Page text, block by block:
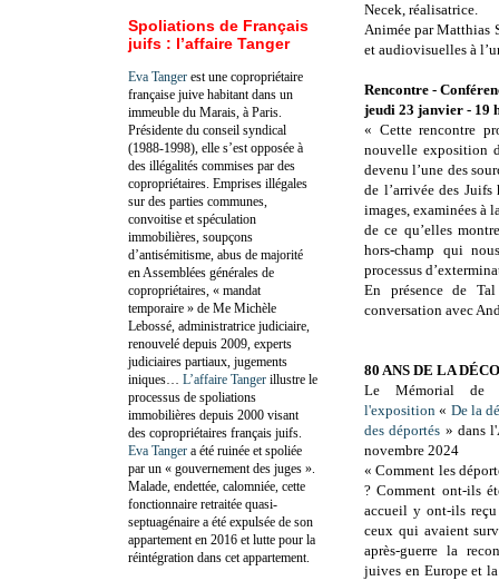
Necek, réalisatrice.
Animée par Matthias
et audiovisuelles à
Rencontre -
jeudi 23 janvier - 19
« Cette rencontre
nouvelle exposition
devenu l’une des
de l’arrivée des
images, examinées à
de ce qu’elles
hors-champ qui
processus
En présence de
conversation avec
80 ANS DE LA
Le Mémorial de
l'exposition « De la
des déportés » dans
novembre 2024
« Comment les
? Comment ont-ils
accueil y ont-ils
ceux qui avaient
après-guerre la
juives en Europe et
Spoliations de Français
juifs : l’affaire Tanger
Eva Tanger est une copropriétaire
française juive habitant dans un
immeuble du Marais, à Paris.
Présidente du conseil syndical
(1988-1998), elle s’est opposée à
des illégalités commises par des
copropriétaires. Emprises illégales
sur des parties communes,
convoitise et spéculation
immobilières, soupçons
d’antisémitisme, abus de majorité
en Assemblées générales de
copropriétaires, « mandat
temporaire » de Me Michèle
Lebossé, administratrice judiciaire,
renouvelé depuis 2009, experts
judiciaires partiaux, jugements
iniques… L’affaire Tanger illustre le
processus de spoliations
immobilières depuis 2000 visant
des copropriétaires français juifs.
Eva Tanger a été ruinée et spoliée
par un « gouvernement des juges ».
Malade, endettée, calomniée, cette
fonctionnaire retraitée quasi-
septuagénaire a été expulsée de son
appartement en 2016 et lutte pour la
réintégration dans cet appartement.